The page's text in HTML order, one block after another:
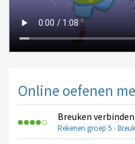
Online oefenen
Breuken
Rekenen groep 5 ›